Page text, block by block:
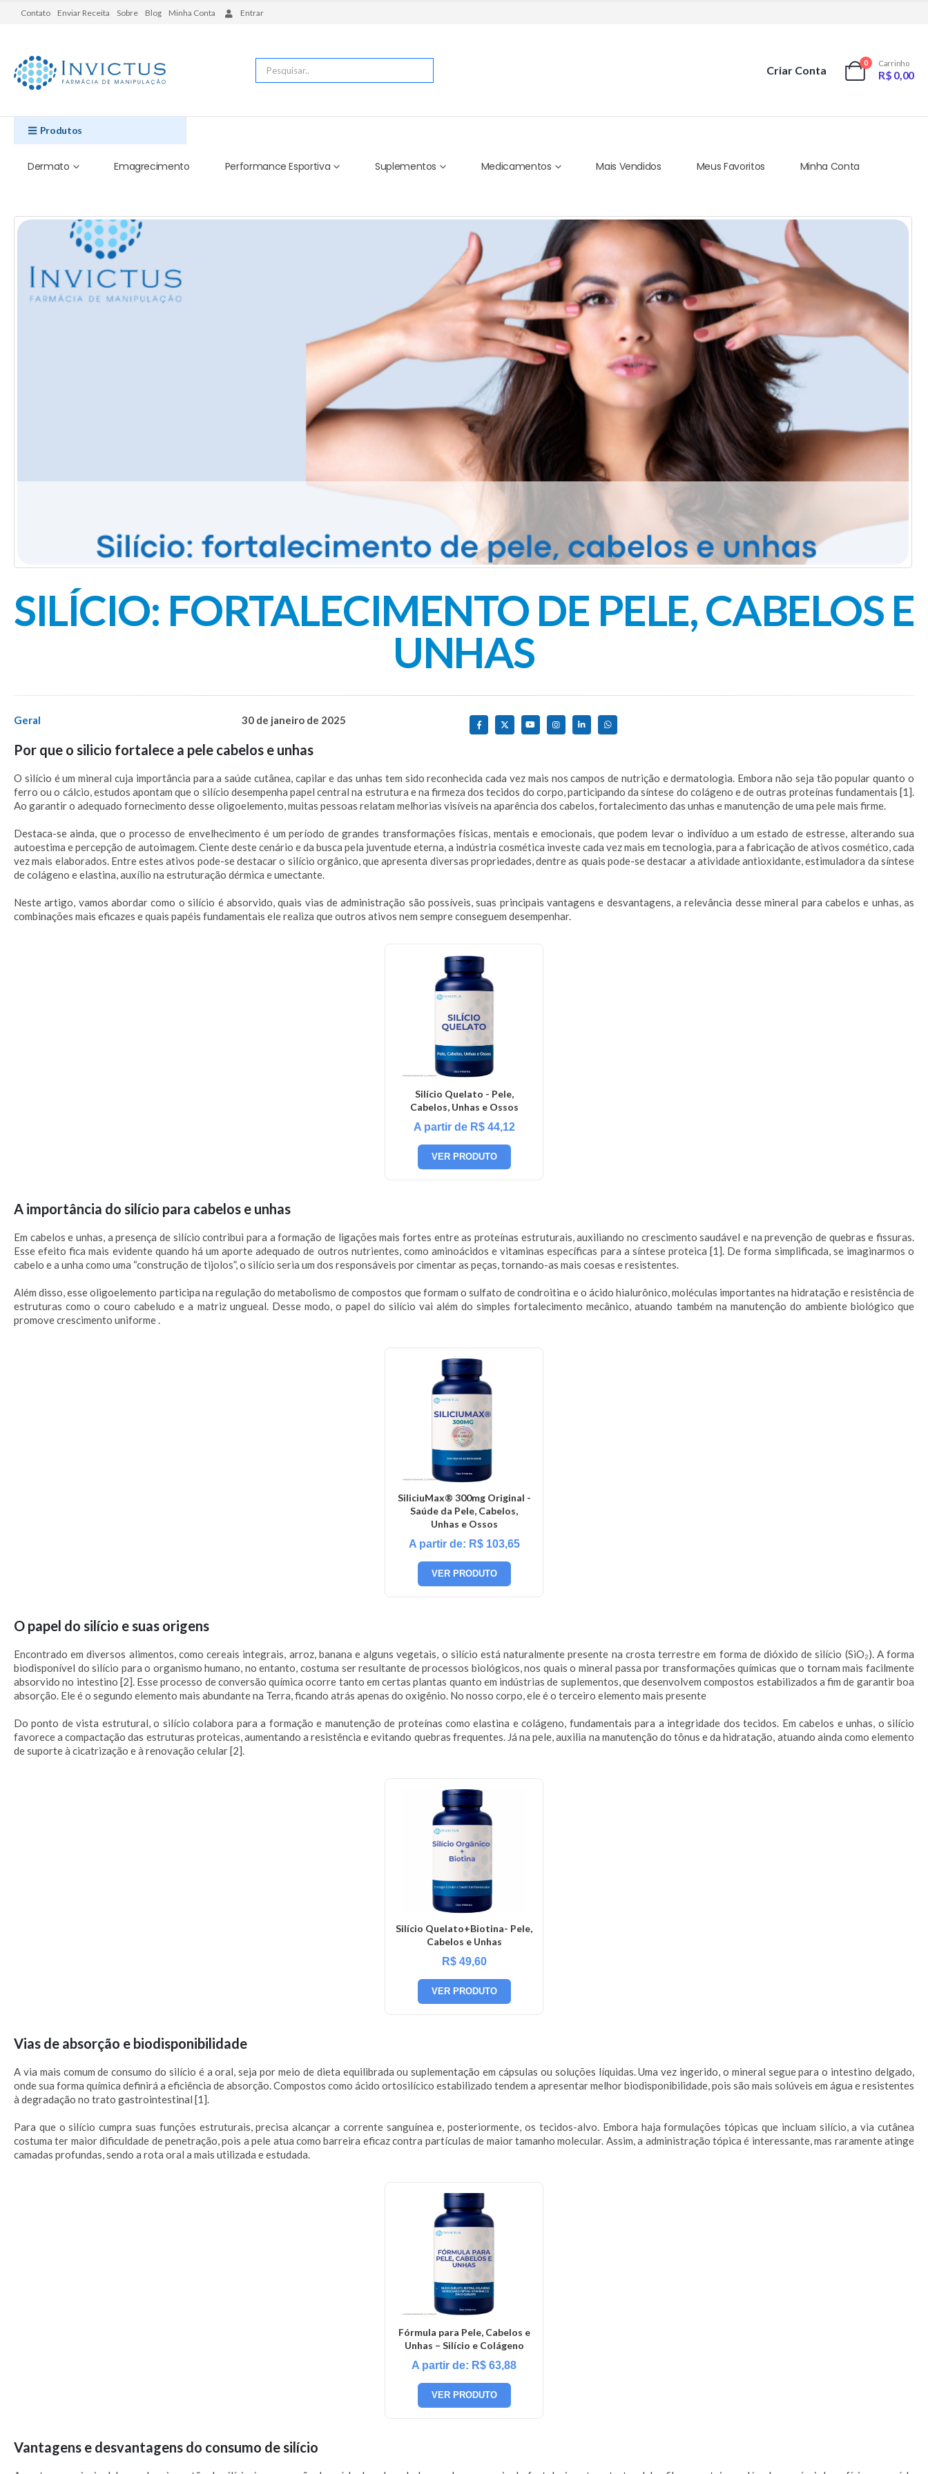
Contato Enviar Receita Sobre Blog Minha Conta Entrar
Criar Conta
0 Carrinho
R$ 0,00
Produtos
Dermato Emagrecimento Performance Esportiva Suplementos Medicamentos Mais Vendidos Meus Favoritos Minha Conta
SILÍCIO: FORTALECIMENTO DE PELE, CABELOS E
UNHAS
Geral 30 de janeiro de 2025
Por que o silicio fortalece a pele cabelos e unhas
O silício é um mineral cuja importância para a saúde cutânea, capilar e das unhas tem sido reconhecida cada vez mais nos campos de nutrição e dermatologia. Embora não seja tão popular quanto o
ferro ou o cálcio, estudos apontam que o silício desempenha papel central na estrutura e na firmeza dos tecidos do corpo, participando da síntese do colágeno e de outras proteínas fundamentais [1].
Ao garantir o adequado fornecimento desse oligoelemento, muitas pessoas relatam melhorias visíveis na aparência dos cabelos, fortalecimento das unhas e manutenção de uma pele mais firme.
Destaca-se ainda, que o processo de envelhecimento é um período de grandes transformações físicas, mentais e emocionais, que podem levar o indivíduo a um estado de estresse, alterando sua
autoestima e percepção de autoimagem. Ciente deste cenário e da busca pela juventude eterna, a indústria cosmética investe cada vez mais em tecnologia, para a fabricação de ativos cosmético, cada
vez mais elaborados. Entre estes ativos pode-se destacar o silício orgânico, que apresenta diversas propriedades, dentre as quais pode-se destacar a atividade antioxidante, estimuladora da síntese
de colágeno e elastina, auxílio na estruturação dérmica e umectante.
Neste artigo, vamos abordar como o silício é absorvido, quais vias de administração são possíveis, suas principais vantagens e desvantagens, a relevância desse mineral para cabelos e unhas, as
combinações mais eficazes e quais papéis fundamentais ele realiza que outros ativos nem sempre conseguem desempenhar.
Silício Quelato - Pele,
Cabelos, Unhas e Ossos
A partir de R$44,12
VER PRODUTO
A importância do silício para cabelos e unhas
Em cabelos e unhas, a presença de silício contribui para a formação de ligações mais fortes entre as proteínas estruturais, auxiliando no crescimento saudável e na prevenção de quebras e fissuras.
Esse efeito fica mais evidente quando há um aporte adequado de outros nutrientes, como aminoácidos e vitaminas específicas para a síntese proteica [1]. De forma simplificada, se imaginarmos o
cabelo e a unha como uma “construção de tijolos”, o silício seria um dos responsáveis por cimentar as peças, tornando-as mais coesas e resistentes.
Além disso, esse oligoelemento participa na regulação do metabolismo de compostos que formam o sulfato de condroitina e o ácido hialurônico, moléculas importantes na hidratação e resistência de
estruturas como o couro cabeludo e a matriz ungueal. Desse modo, o papel do silício vai além do simples fortalecimento mecânico, atuando também na manutenção do ambiente biológico que
promove crescimento uniforme .
SiliciuMax® 300mg Original -
Saúde da Pele, Cabelos,
Unhas e Ossos
A partir de: R$103,65
VER PRODUTO
O papel do silício e suas origens
Encontrado em diversos alimentos, como cereais integrais, arroz, banana e alguns vegetais, o silício está naturalmente presente na crosta terrestre em forma de dióxido de silício (SiO₂). A forma
biodisponível do silício para o organismo humano, no entanto, costuma ser resultante de processos biológicos, nos quais o mineral passa por transformações químicas que o tornam mais facilmente
absorvido no intestino [2]. Esse processo de conversão química ocorre tanto em certas plantas quanto em indústrias de suplementos, que desenvolvem compostos estabilizados a fim de garantir boa
absorção. Ele é o segundo elemento mais abundante na Terra, ficando atrás apenas do oxigênio. No nosso corpo, ele é o terceiro elemento mais presente
Do ponto de vista estrutural, o silício colabora para a formação e manutenção de proteínas como elastina e colágeno, fundamentais para a integridade dos tecidos. Em cabelos e unhas, o silício
favorece a compactação das estruturas proteicas, aumentando a resistência e evitando quebras frequentes. Já na pele, auxilia na manutenção do tônus e da hidratação, atuando ainda como elemento
de suporte à cicatrização e à renovação celular [2].
Silício Quelato+Biotina- Pele,
Cabelos e Unhas
R$49,60
VER PRODUTO
Vias de absorção e biodisponibilidade
A via mais comum de consumo do silício é a oral, seja por meio de dieta equilibrada ou suplementação em cápsulas ou soluções líquidas. Uma vez ingerido, o mineral segue para o intestino delgado,
onde sua forma química definirá a eficiência de absorção. Compostos como ácido ortosilícico estabilizado tendem a apresentar melhor biodisponibilidade, pois são mais solúveis em água e resistentes
à degradação no trato gastrointestinal [1].
Para que o silício cumpra suas funções estruturais, precisa alcançar a corrente sanguínea e, posteriormente, os tecidos-alvo. Embora haja formulações tópicas que incluam silício, a via cutânea
costuma ter maior dificuldade de penetração, pois a pele atua como barreira eficaz contra partículas de maior tamanho molecular. Assim, a administração tópica é interessante, mas raramente atinge
camadas profundas, sendo a rota oral a mais utilizada e estudada.
Fórmula para Pele, Cabelos e
Unhas – Silício e Colágeno
A partir de: R$ 63,88
VER PRODUTO
Vantagens e desvantagens do consumo de silício